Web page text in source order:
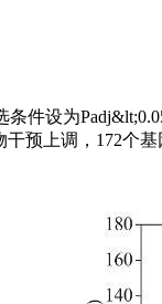
条件设为
预上调，172个